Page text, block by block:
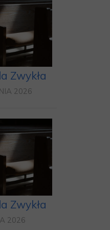
Zwykła
2026
Zwykła
2026